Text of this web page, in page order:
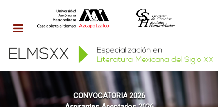
CONVOCATORIA 2026